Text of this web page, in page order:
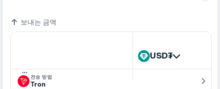
보내는 금액
…
USD₮
전송 방법
Tron